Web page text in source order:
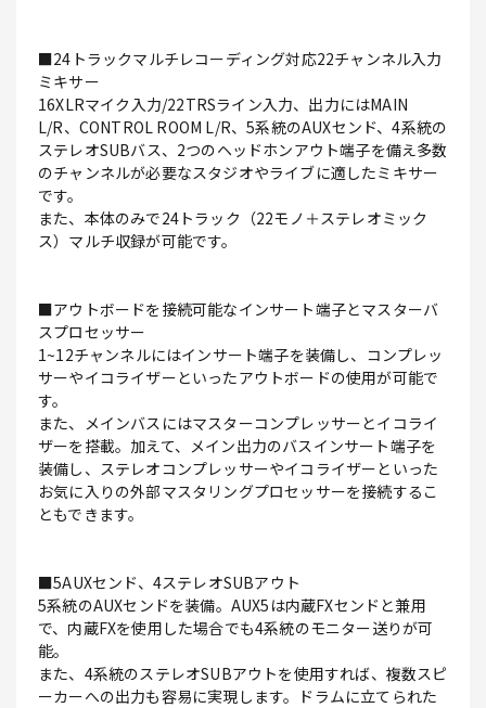
■24トラックマルチレコーディング対応22チャンネル入力
ミキサー
16XLRマイク入力/22TRSライン入力、出力にはMAIN
L/R、CONTROL ROOM L/R、5系統のAUXセンド、4系統の
ステレオSUBバス、2つのヘッドホンアウト端子を備え多数
のチャンネルが必要なスタジオやライブに適したミキサー
です。
また、本体のみで24トラック（22モノ＋ステレオミック
ス）マルチ収録が可能です。
■アウトボードを接続可能なインサート端子とマスターバ
スプロセッサー
1~12チャンネルにはインサート端子を装備し、コンプレッ
サーやイコライザーといったアウトボードの使用が可能で
す。
また、メインバスにはマスターコンプレッサーとイコライ
ザーを搭載。加えて、メイン出力のバスインサート端子を
装備し、ステレオコンプレッサーやイコライザーといった
お気に入りの外部マスタリングプロセッサーを接続するこ
ともできます。
■5AUXセンド、4ステレオSUBアウト
5系統のAUXセンドを装備。AUX5は内蔵FXセンドと兼用
で、内蔵FXを使用した場合でも4系統のモニター送りが可
能。
また、4系統のステレオSUBアウトを使用すれば、複数スピ
ーカーへの出力も容易に実現します。ドラムに立てられた